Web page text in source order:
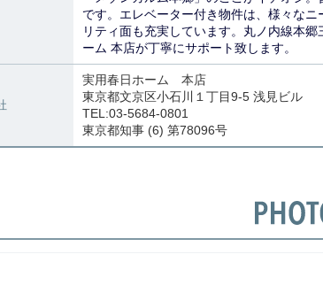
です。エレベーター付き物件は、様々な
リティ面も充実しています。丸ノ内線本
ーム 本店が丁寧にサポート致します。
実用春日ホーム 本店
東京都文京区小石川１丁目9-5 浅見ビル
TEL:03-5684-0801
東京都知事 (6) 第78096号